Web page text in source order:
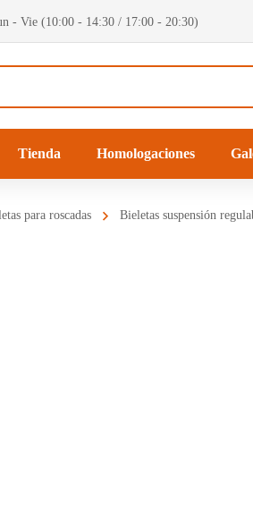
- Vie (10:00 - 14:30 / 17:00 - 20:30)
Tienda Homologaciones
para roscadas Bieletas suspensión